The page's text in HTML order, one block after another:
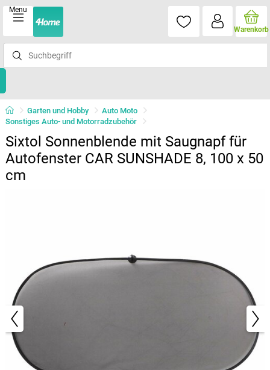
Menu
Warenkorb
Garten und Hobby
Auto Moto
Sonstiges Auto- und Motorradzubehör
Sixtol Sonnenblende mit Saugnapf für
Autofenster CAR SUNSHADE 8, 100 x 50
cm